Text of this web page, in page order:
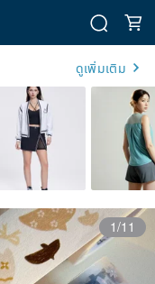
ดูเพิ่มเติม
1/11